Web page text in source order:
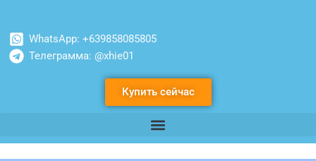
WhatsApp: +639858085805
Телеграмма: @xhie01
Купить сейчас